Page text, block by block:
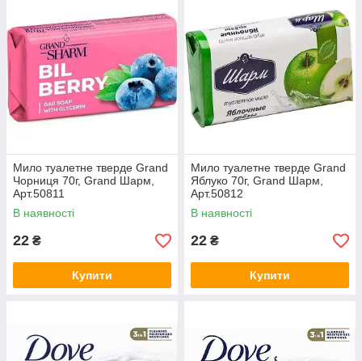
Мило туалетне тверде Grand
Чорниця 70г, Grand Шарм,
Арт.50811
В наявності
22 ₴
Купити
Мило туалетне тверде Grand
Яблуко 70г, Grand Шарм,
Арт.50812
В наявності
22 ₴
Купити